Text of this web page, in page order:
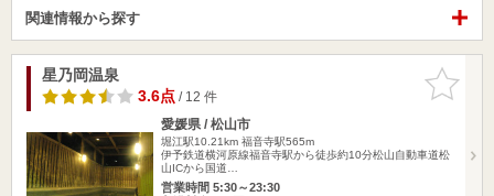
関連情報から探す
お気に入
りに追加
星乃岡温泉
3.6点/ 12 件
愛媛県 / 松山市
堀江駅10.21km 福音寺駅565m
伊予鉄道横河原線福音寺駅から徒歩約10分松山自動車道松
山ICから国道…
営業時間 5:30～23:30